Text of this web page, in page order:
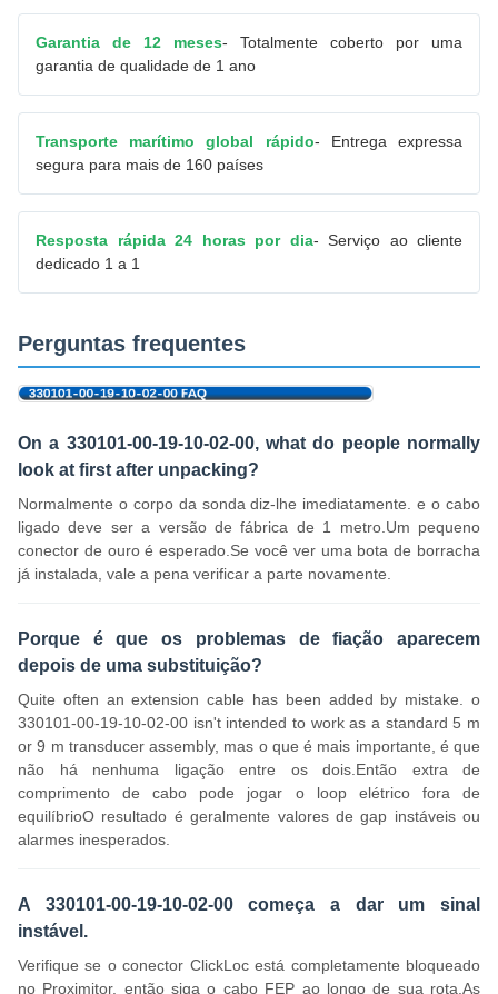
Garantia de 12 meses- Totalmente coberto por uma
garantia de qualidade de 1 ano
Transporte marítimo global rápido- Entrega expressa
segura para mais de 160 países
Resposta rápida 24 horas por dia- Serviço ao cliente
dedicado 1 a 1
Perguntas frequentes
On a 330101-00-19-10-02-00, what do people normally
look at first after unpacking?
Normalmente o corpo da sonda diz-lhe imediatamente. e o cabo
ligado deve ser a versão de fábrica de 1 metro.Um pequeno
conector de ouro é esperado.Se você ver uma bota de borracha
já instalada, vale a pena verificar a parte novamente.
Porque é que os problemas de fiação aparecem
depois de uma substituição?
Quite often an extension cable has been added by mistake. o
330101-00-19-10-02-00 isn't intended to work as a standard 5 m
or 9 m transducer assembly, mas o que é mais importante, é que
não há nenhuma ligação entre os dois.Então extra de
comprimento de cabo pode jogar o loop elétrico fora de
equilíbrioO resultado é geralmente valores de gap instáveis ou
alarmes inesperados.
A 330101-00-19-10-02-00 começa a dar um sinal
instável.
Verifique se o conector ClickLoc está completamente bloqueado
no Proximitor, então siga o cabo FEP ao longo de sua rota.As